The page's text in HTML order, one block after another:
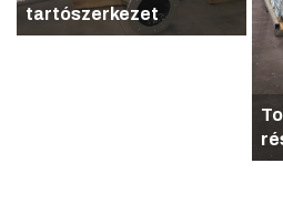
tartószerkezet